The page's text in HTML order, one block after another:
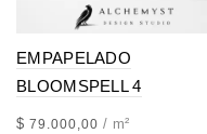
EMPAPELADO
BLOOMSPELL 4
$ 79.000,00 / m²